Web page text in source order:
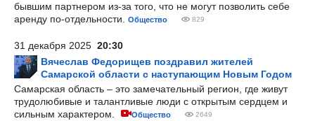
бывшим партнером из-за того, что не могут позволить себе
аренду по-отдельности.
Общество 829
31 декабря 2025 20:30
Вячеслав Федорищев поздравил жителей
Самарской области с наступающим Новым Годом
Самарская область – это замечательный регион, где живут
трудолюбивые и талантливые люди с открытым сердцем и
сильным характером.
Общество 2649